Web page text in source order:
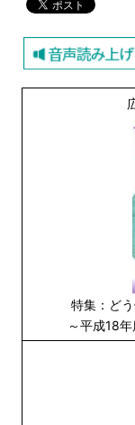
特集：ど
～平成18